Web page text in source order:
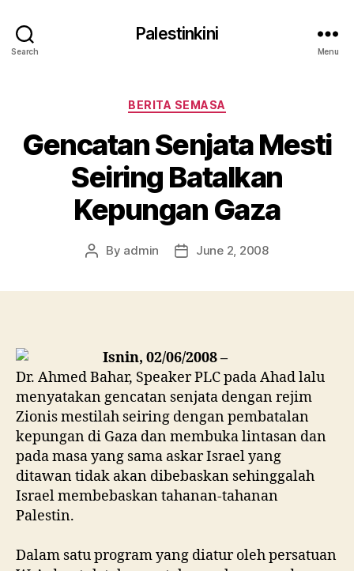
Search
Palestinkini
Menu
Categories
BERITA SEMASA
Gencatan Senjata Mesti
Seiring Batalkan
Kepungan Gaza
Post
By admin
PostJune 2, 2008
Isnin, 02/06/2008 –
Dr. Ahmed Bahar, Speaker PLC pada Ahad lalu
menyatakan gencatan senjata dengan rejim
Zionis mestilah seiring dengan pembatalan
kepungan di Gaza dan membuka lintasan dan
pada masa yang sama askar Israel yang
ditawan tidak akan dibebaskan sehinggalah
Israel membebaskan tahanan-tahanan
Palestin.
Dalam satu program yang diatur oleh persatuan